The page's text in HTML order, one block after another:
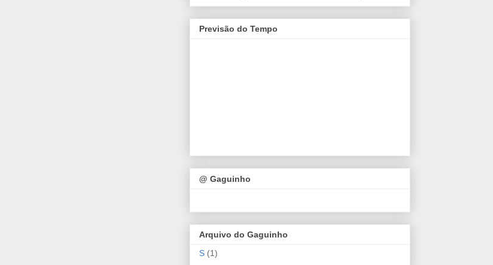
Previsão do Tempo
@ Gaguinho
Arquivo do Gaguinho
S (1)